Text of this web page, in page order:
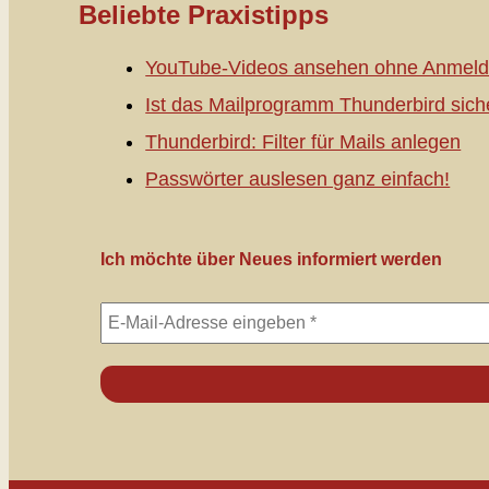
Beliebte Praxistipps
YouTube-Videos ansehen ohne
Ist das Mailprogramm Thunderbird
Thunderbird: Filter für Mails anlegen
Passwörter auslesen ganz einfach!
Ich möchte über Neues informiert werden